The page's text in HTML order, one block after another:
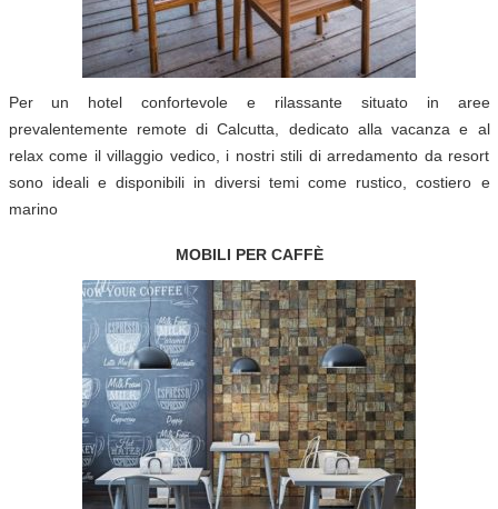
Per un hotel confortevole e rilassante situato in aree
prevalentemente remote di Calcutta, dedicato alla vacanza e al
relax come il villaggio vedico, i nostri stili di arredamento da resort
sono ideali e disponibili in diversi temi come rustico, costiero e
marino
MOBILI PER CAFFÈ